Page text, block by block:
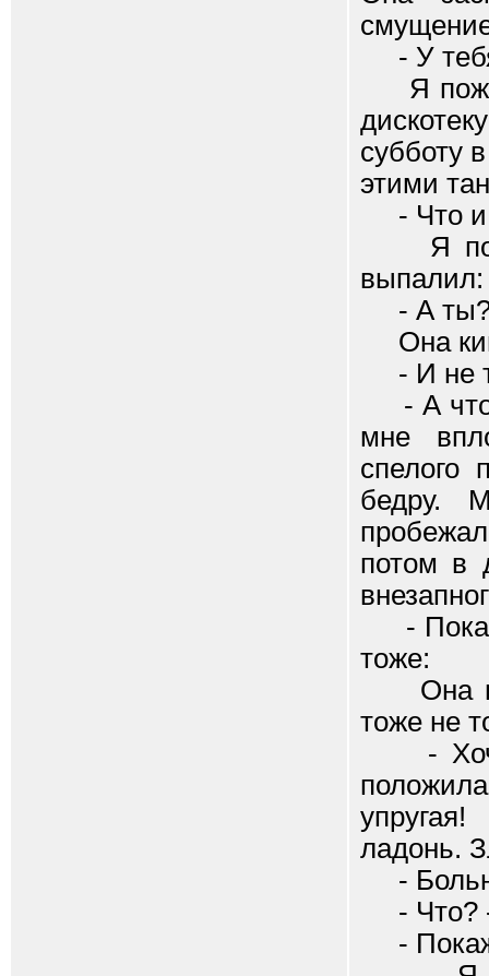
- У
Я
субботу
этими
- Что и
Я
выпалил:
- А ты?
Она
- И не
- А
мне
спелого
бедру.
потом в
-
тоже:
Она
тоже не
-
ладонь.
-
- Что? -
-